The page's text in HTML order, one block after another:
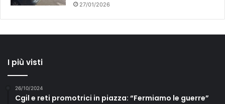
27/01/2026
I più visti
26/10/2024
Cgil e reti promotrici in piazza: “Fermiamo le guerre”